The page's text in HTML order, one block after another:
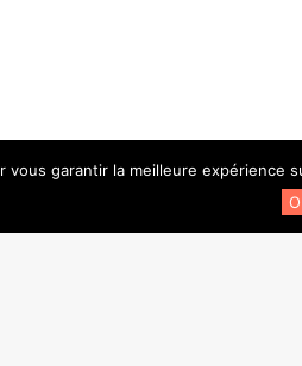
vous garantir la meilleure